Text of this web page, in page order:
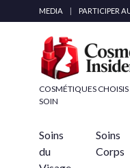
MEDIA | PARTICIPER
COSMÉTIQUES CHOISIS
SOIN
Soins
du
Soins
Corps
Panneau de gestion des